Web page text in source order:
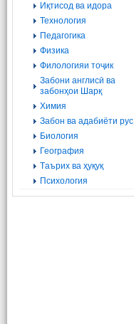
Иқтисод ва идора
Технология
Педагогика
Физика
Филологияи тоҷик
Забони англисӣ ва
забонҳои Шарқ
Химия
Забон ва адабиёти рус
Биология
География
Tаърих ва ҳуқуқ
Психология